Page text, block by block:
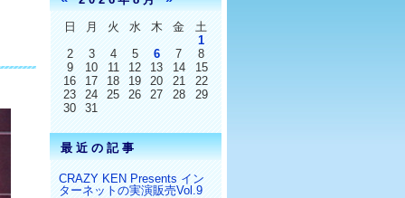
日 月 火 水 木 金
土
1
2
3 4 5 6 7
8
9
10 11 12 13 14
15
16
17 18 19 20 21
22
23
24 25 26 27 28
29
30
31
最近の記事
CRAZY KEN Presents イン
ターネットの実演販売Vol.9